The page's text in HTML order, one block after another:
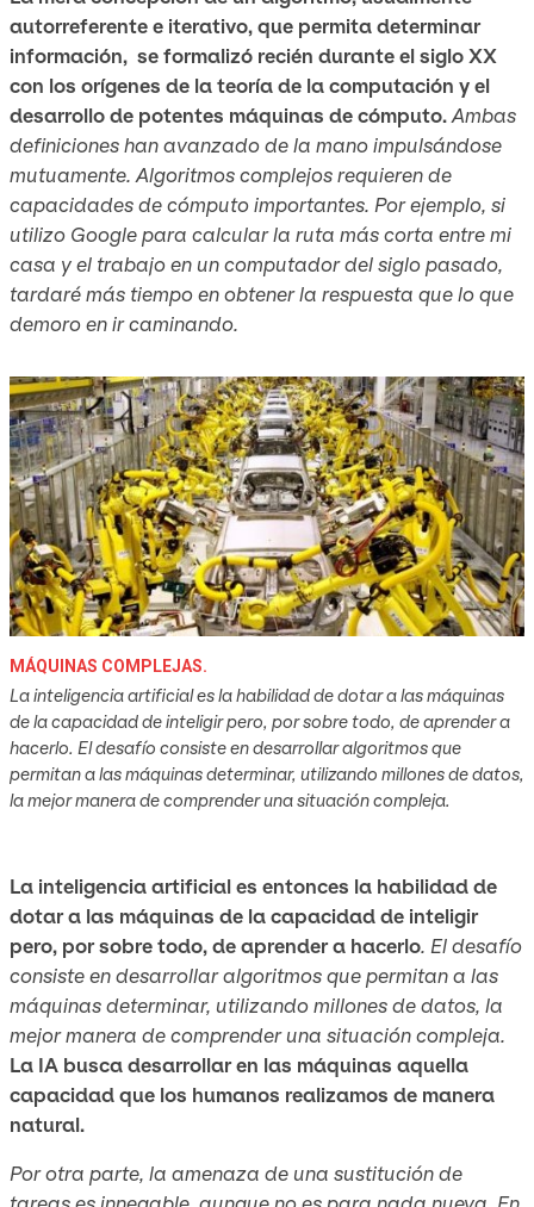
autorreferente e iterativo, que permita determinar
información, se formalizó recién durante el siglo XX
con los orígenes de la teoría de la computación y el
desarrollo de potentes máquinas de cómputo.Ambas
definiciones han avanzado de la mano impulsándose
mutuamente. Algoritmos complejos requieren de
capacidades de cómputo importantes. Por ejemplo, si
utilizo Google para calcular la ruta más corta entre mi
casa y el trabajo en un computador del siglo pasado,
tardaré más tiempo en obtener la respuesta que lo que
demoro en ir caminando.
MÁQUINAS COMPLEJAS.
La inteligencia artificial es la habilidad de dotar a las máquinas
de la capacidad de inteligir pero, por sobre todo, de aprender a
hacerlo. El desafío consiste en desarrollar algoritmos que
permitan a las máquinas determinar, utilizando millones de datos,
la mejor manera de comprender una situación compleja.
La inteligencia artificial es entonces la habilidad de
dotar a las máquinas de la capacidad de inteligir
pero, por sobre todo, de aprender a hacerlo. El desafío
consiste en desarrollar algoritmos que permitan a las
máquinas determinar, utilizando millones de datos, la
mejor manera de comprender una situación compleja.
La IA busca desarrollar en las máquinas aquella
capacidad que los humanos realizamos de manera
natural.
Por otra parte, la amenaza de una sustitución de